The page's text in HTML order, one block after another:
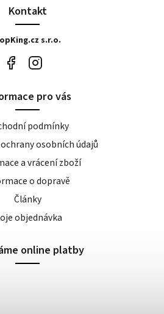
Kontakt
s.r.o.
pro vás
podmínky
osobních údajů
a vrácení zboží
o dopravě
Články
objednávka
online platby